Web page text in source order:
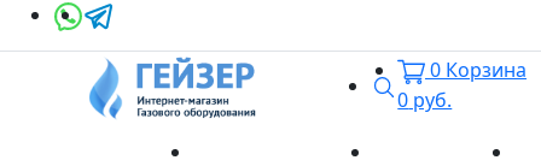
Поиск
0 Корзина
0 руб.